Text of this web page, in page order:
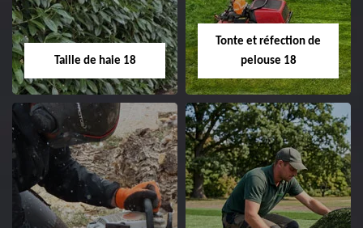
d'arbre 18 Cher tel:
02.52.56.49.40
Entreprise abattage
Taille de haie 18
Taille de haie 18
Entreprise taille de haie
Tonte et réfection de
pelouse 18
Tonte et réfection
de pelouse 18